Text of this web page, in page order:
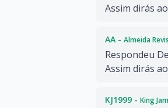
Assim dirás
AA - Almeida
Respondeu
Assim dirás
KJ1999 - King